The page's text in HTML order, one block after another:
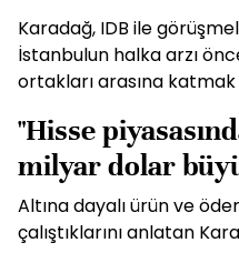
Karadağ, IDB ile
İstanbulun halka arzı
ortakları arasına
"Hisse
milyar dolar
Altına dayalı ürün ve
çalıştıklarını anlatan